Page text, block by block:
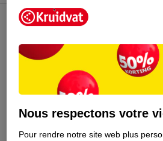
Nous respectons votre
Pour rendre notre site web plus